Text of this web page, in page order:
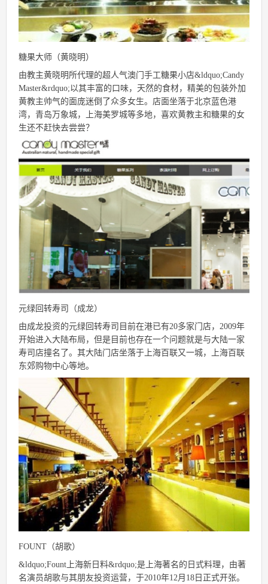
糖果大师（黄晓明）
由教主黄晓明所代理的超人气澳门手工糖果小店&ldquo;Candy
Master&rdquo;以其丰富的口味，天然的食材，精美的包装外加
黄教主帅气的面庞迷倒了众多女生。店面坐落于北京蓝色港
湾，青岛万象城，上海美罗城等多地，喜欢黄教主和糖果的女
生还不赶快去尝尝？
元绿回转寿司（成龙）
由成龙投资的元绿回转寿司目前在港已有20多家门店，2009年
开始进入大陆布局，但是目前也存在一个问题就是与大陆一家
寿司店撞名了。其大陆门店坐落于上海百联又一城，上海百联
东郊购物中心等地。
FOUNT（胡歌）
&ldquo;Fount上海新日料&rdquo;是上海著名的日式料理，由著
名演员胡歌与其朋友投资运营，于2010年12月18日正式开张。